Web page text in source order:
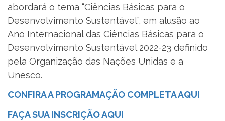
abordará o tema “Ciências Básicas para o
Desenvolvimento Sustentável”, em alusão ao
Ano Internacional das Ciências Básicas para o
Desenvolvimento Sustentável 2022-23 definido
pela Organização das Nações Unidas e a
Unesco.
CONFIRA A PROGRAMAÇÃO COMPLETA AQUI
FAÇA SUA INSCRIÇÃO AQUI